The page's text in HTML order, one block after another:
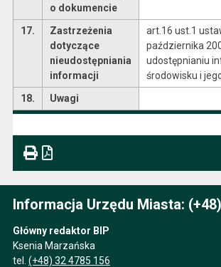
o dokumencie
17.
Zastrzeżenia
dotyczące
nieudostępniania
informacji
art.16 ust.1
października
udostępnianiu
środowisku i
18.
Uwagi
Informacja Urzędu Miasta:
Główny redaktor BIP
Ksenia Marzańska
tel. (+48) 32 4785 156